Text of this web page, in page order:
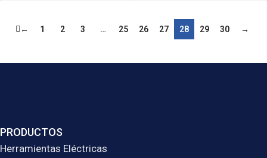
← 1 2 3 … 25 26 27 28 29 30 →
PRODUCTOS
Herramientas Eléctricas